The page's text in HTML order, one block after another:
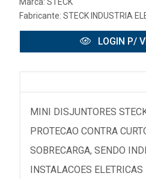
Marca: STECK
Fabricante: STECK INDUSTRIA
LOGIN P/
MINI DISJUNTORES
PROTECAO CONTRA
SOBRECARGA, SENDO
INSTALACOES